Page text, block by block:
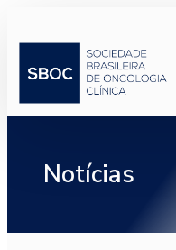
Notícias